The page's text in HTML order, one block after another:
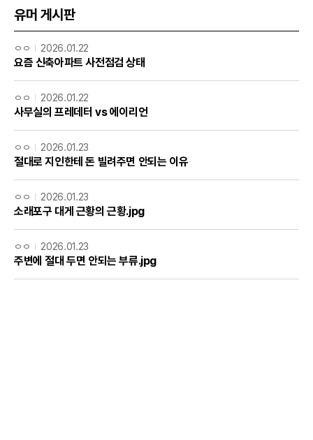
유머 게시판
ㅇㅇ 2026.01.22
요즘 신축아파트 사전점검 상태
ㅇㅇ 2026.01.22
사무실의 프레데터 vs 에이리언
ㅇㅇ 2026.01.23
절대로 지인한테 돈 빌려주면 안되는 이유
ㅇㅇ 2026.01.23
소래포구 대게 근황의 근황.jpg
ㅇㅇ 2026.01.23
주변에 절대 두면 안되는 부류.jpg